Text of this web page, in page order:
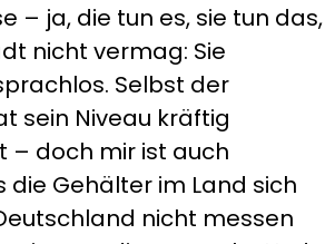
– ja, die tun es, sie tun das,
nicht vermag: Sie
Selbst der
sein Niveau kräftig
– doch mir ist auch
die Gehälter im Land sich
nicht messen